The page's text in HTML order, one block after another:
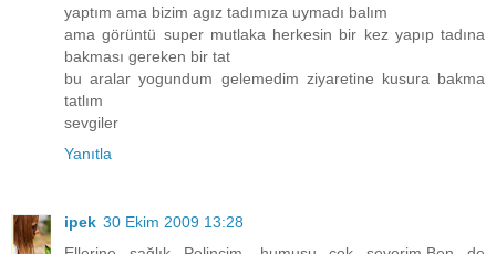
yaptım ama bizim agız tadımıza uymadı balım
ama görüntü super mutlaka herkesin bir kez yapıp tadına
bakması gereken bir tat
bu aralar yogundum gelemedim ziyaretine kusura bakma
tatlım
sevgiler
Yanıtla
ipek 30 Ekim 2009 13:28